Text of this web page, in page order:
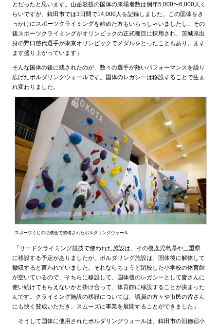
とだったと思います。山岳競技の国体の来場者数は例年5,000〜6,000人く
らいですが、鉾田市では3日間で14,000人を記録しました。この国体をき
っかけにスポーツクライミングを始めた方もいらっしゃいましたし、その
後スポーツクライミングがオリンピックの正式種目に採用され、茨城県出
身の野口啓代選手が東京オリンピックでメダルをとったこともあり、ます
ます盛り上がっています」
そんな国体の後に残されたのが、数々の選手が熱いパフォーマンスを繰り
広げたボルダリングウォールです。国体のレガシーは移設することで生ま
れ変わりました。
スポーツくじの助成金で整備されたボルダリングウォール
「リードクライミング競技で使われた施設は、その後鹿児島県や三重県
に移設する予定がありましたが、ボルダリング施設は、国体後に解体して
撤収すると言われていました。それならちょうど閉校した小学校の体育館
が空いているので、そちらに移設して、国体後のレガシーとして皆さんに
使い続けてもらえないかと掛け合って、体育館に移設することが決まった
んです。クライミング施設の移設については、議員の方々や市民の皆さん
にも快く賛成いただき、スムーズに事業を展開することができました」
そうして国体に使用されたボルダリングウォールは、鉾田市の旧徳宿小